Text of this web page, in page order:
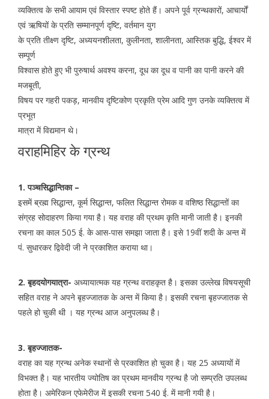
व्यक्तित्व के सभी आयाम एवं विस्तार स्पष्ट होते हैं। अपने पूर्व ग्रन्थकारों, आचार्यों
एवं ऋषियों के प्रति सम्मानपूर्ण दृष्टि, वर्तमान युग
के प्रति तीक्ष्ण दृष्टि, अध्ययनशीलता, कुलीनता, शालीनता, आस्तिक बुद्धि, ईश्वर में
सम्पूर्ण
विश्वास होते हुए भी पुरुषार्थ अवश्य करना, दूध का दूध व पानी का पानी करने की
मजबूती,
विषय पर गहरी पकड़, मानवीय दृष्टिकोण प्रकृति प्रेम आदि गुण उनके व्यक्तित्व में
प्रभूत
मात्रा में विद्यमान थे।
वराहमिहिर के ग्रन्थ
1. पञ्चसिद्धान्तिका –
इसमें ब्रह्म सिद्धान्त, कूर्म सिद्धान्त, फलित सिद्धान्त रोमक व वशिष्ठ सिद्धान्तों का
संग्रह सोदाहरण किया गया है। यह वराह की प्रथम कृति मानी जाती है। इनकी
रचना का काल 505 ई. के आस-पास समझा जाता है। इसे 19वीं शदी के अन्त में
पं. सुधारकर द्विवेदी जी ने प्रकाशित कराया था।
2. बृहदयोगयात्रा- अध्यायात्मक यह ग्रन्थ वराहकृत है। इसका उल्लेख विषयसूची
सहित वराह ने अपने बृहज्जातक के अन्त में किया है। इसकी रचना बृहज्जातक से
पहले हो चुकी थी । यह ग्रन्थ आज अनुपलब्ध है।
3. बृहज्जातक-
वराह का यह ग्रन्थ अनेक स्थानों से प्रकाशित हो चुका है। यह 25 अध्यायों में
विभक्त है। यह भारतीय ज्योतिष का प्रथम मानवीय ग्रन्थ है जो सम्प्रति उपलब्ध
होता है। अमेरिकन एफेमेरीज में इसकी रचना 540 ई. में मानी गयी है।